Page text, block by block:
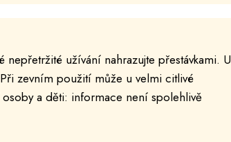
užívání nahrazujte přestávkami. U
zevním použití může u velmi citlivé
a děti: informace není spolehlivě